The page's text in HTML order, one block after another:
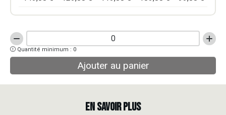
quantité
de
TAPIS
DE
Quantité minimum : 0
Ajouter au panier
EN SAVOIR PLUS